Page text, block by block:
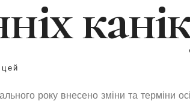
року внесено зміни та терміни